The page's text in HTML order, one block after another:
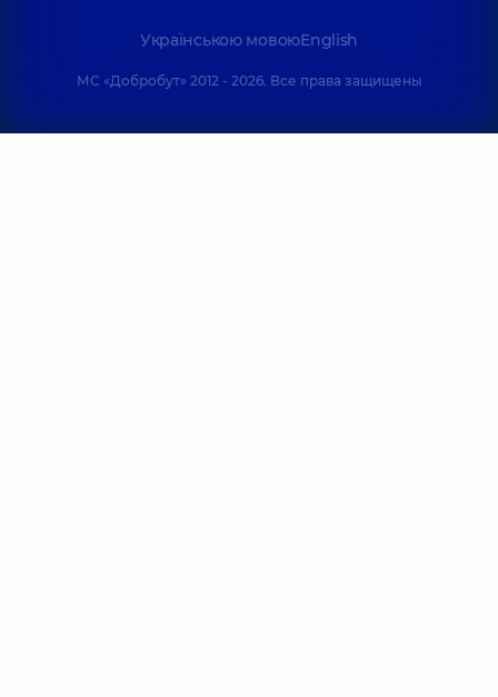
Українською мовоюEnglish
МС «Добробут» 2012 - 2026. Все права защищены